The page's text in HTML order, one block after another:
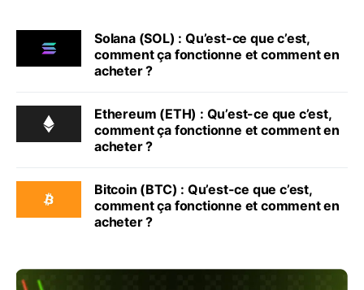
Solana (SOL) : Qu’est-ce que c’est,
comment ça fonctionne et comment en
acheter ?
Ethereum (ETH) : Qu’est-ce que c’est,
comment ça fonctionne et comment en
acheter ?
Bitcoin (BTC) : Qu’est-ce que c’est,
comment ça fonctionne et comment en
acheter ?